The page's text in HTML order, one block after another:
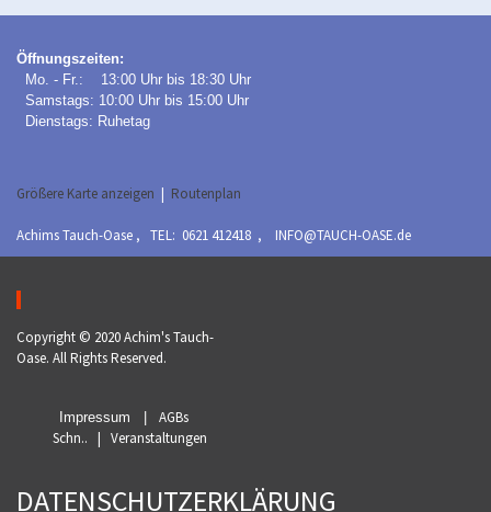
Öffnungszeiten:
Mo. - Fr.: 13:00 Uhr bis 18:30 Uhr
Samstags: 10:00 Uhr bis 15:00 Uhr
Dienstags: Ruhetag
Größere Karte anzeigen | Routenplan
Achims Tauch-Oase , TEL: 0621 412418 , INFO@TAUCH-OASE.de
Copyright © 2020 Achim's Tauch-
Oase. All Rights Reserved.
Impressum
AGBs
Schn.. | Veranstaltungen
DATENSCHUTZERKLÄRUNG